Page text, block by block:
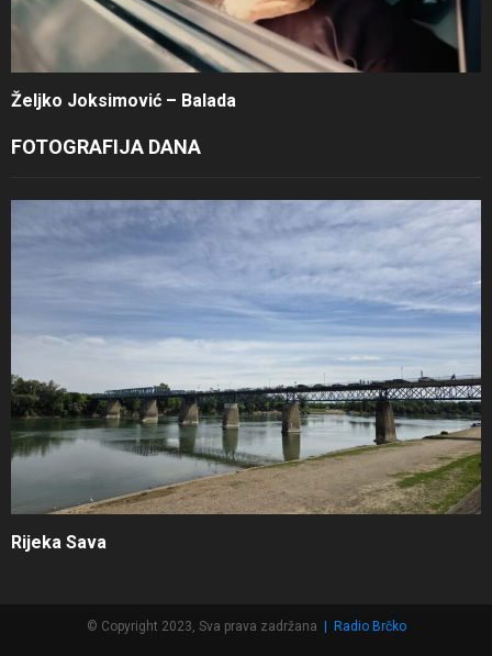
Željko Joksimović – Balada
FOTOGRAFIJA DANA
Rijeka Sava
© Copyright 2023, Sva prava zadržana | Radio Brčko